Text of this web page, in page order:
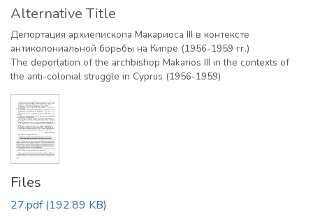
Alternative Title
Депортация архиепископа Макариоса III в контексте
антиколониальной борьбы на Кипре (1956-1959 гг.)
The deportation of the archbishop Makarios III in the contexts of
the anti-colonial struggle in Cyprus (1956-1959)
Files
27.pdf(192.89 KB)